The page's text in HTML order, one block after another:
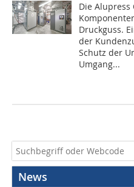
Die Alupress
Druckguss.
der
Schutz der
Umgang...
News